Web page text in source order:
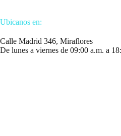
Ubicanos en:
Calle Madrid 346, Miraflores
De lunes a viernes de 09:00 a.m. a